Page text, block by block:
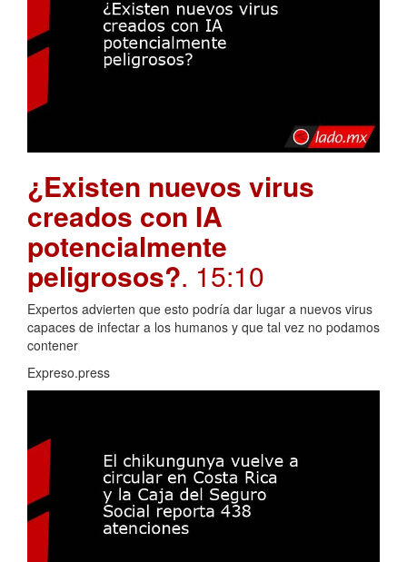
¿Existen nuevos virus
creados con IA
potencialmente
peligrosos?. 15:10
Expertos advierten que esto podría dar lugar a nuevos virus
capaces de infectar a los humanos y que tal vez no podamos
contener
Expreso.press